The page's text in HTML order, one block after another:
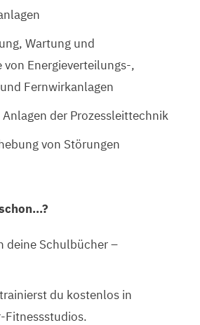
Wartung und
Energieverteilungs-,
Fernwirkanlagen
der Prozessleittechnik
von Störungen
deine Schulbücher –
du kostenlos in
Fitnessstudios.